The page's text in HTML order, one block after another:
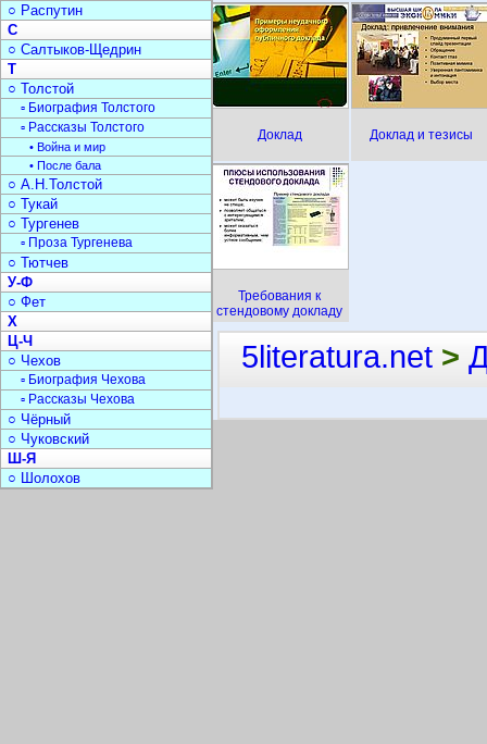
Доклад Доклад и тезисы
Требования к
стендовому докладу
○ Распутин
С
○ Салтыков-Щедрин
Т
○ Толстой
▫ Биография Толстого
▫ Рассказы Толстого
• Война и мир
• После бала
○ А.Н.Толстой
○ Тукай
○ Тургенев
▫ Проза Тургенева
○ Тютчев
У-Ф
○ Фет
Х
Ц-Ч
○ Чехов
▫ Биография Чехова
▫ Рассказы Чехова
○ Чёрный
○ Чуковский
Ш-Я
○ Шолохов
5literatura.net >